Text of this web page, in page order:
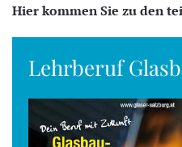
Hier kommen Sie zu den
Lehrberuf